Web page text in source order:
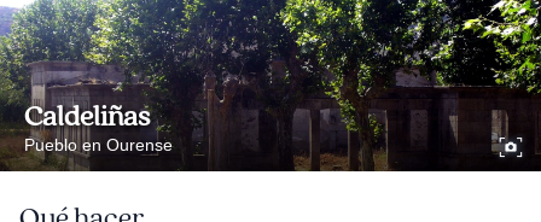
Caldeliñas
Pueblo en Ourense